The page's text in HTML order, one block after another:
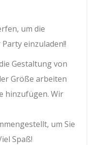
um die
einzuladen!!
Gestaltung von
Größe arbeiten
hinzufügen. Wir
um Sie
Spaß!